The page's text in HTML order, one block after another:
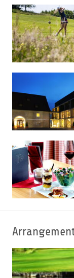
Umweltschutz,
Hotelzimmer,
Tagungsräume
und Whirlpool.
Die Faszination
und